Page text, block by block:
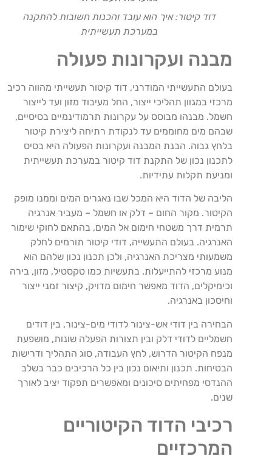
דוד קיטור: איך הוא עובד והכנות חשובות להתקנה
במערכת תעשייתית
מבנה ועקרונות פעולה
בעולם התעשייתי המודרני, דוד קיטור תעשייתי מהווה רכיב
מרכזי במגוון תהליכי ייצור, החל מעיבוד מזון ועד לייצור
חשמל. מבנהו מבוסס על עקרונות תרמודינמיים בסיסיים,
שבהם מים מחוממים עד לנקודת רתיחה ליצירת קיטור
בלחץ גבוה. הבנת המבנה ועקרונות הפעולה היא בסיס
לתכנון נכון של התקנת דוד קיטור במערכת תעשייתית
ומניעת תקלות עתידיות.
הליבה של הדוד היא המכל שבו נאגרים המים וממנו מופק
הקיטור. מקור החום – דלק או חשמל – מעביר אנרגיה
תרמית דרך משטחי חימום אל המים, בהתאם לחוקי שימור
האנרגיה. בעולם התעשייה, דודי קיטור תורמים לחלק
משמעותי מצריכת האנרגיה, ולכן תכנון נכון שלהם הוא
מנוע מרכזי להתייעלות. בתעשיות כמו טקסטיל, מזון, בירה
וכימיקלים, הדוד מאפשר חימום מדויק, קיצור זמני ייצור
וחיסכון באנרגיה.
הבחירה בין דודי אש-צינור לדודי מים-צינור, בין דודים
חשמליים לדודי דלק ובין תצורות הפעלה שונות, מושפעת
מנפח הקיטור הדרוש, לחץ העבודה, סוג התהליך ודרישות
הבטיחות. תכנון ותיאום נכון בין כל הרכיבים כבר בשלב
ההנדסי מפחיתים סיכונים ומאפשרים תפקוד יציב לאורך
שנים.
רכיבי הדוד הקיטוריים
המרכזיים